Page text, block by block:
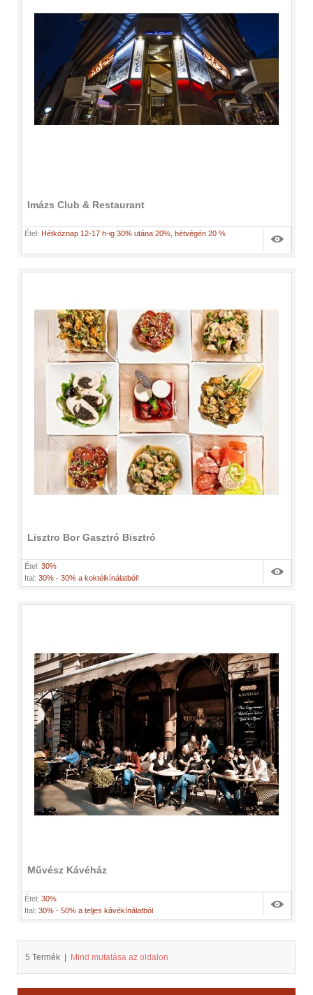
Imázs Club & Restaurant
Étel: Hétköznap 12-17 h-ig 30% utána 20%, hétvégén 20 %
Lisztro Bor Gasztró Bisztró
Étel: 30%
Ital: 30% - 30% a koktélkínálatból!
Művész Kávéház
Étel: 30%
Ital: 30% - 50% a teljes kávékínálatból
5 Termék Mind mutatása az oldalon